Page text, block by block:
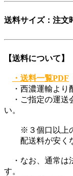
送料サイズ：注文
【送料について】
・送料一覧PDF
・西濃運輸より
・ご指定の運送
い。
※３個口以上の
配送料が安くな
・なお、通常は
す。